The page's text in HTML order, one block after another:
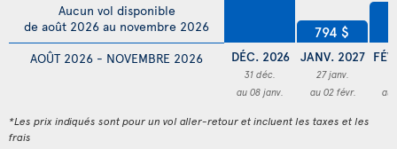
AOÛT 2026 - NOVEMBRE 2026
Aucun vol disponible
de août 2026 au novembre 2026
DÉC. 2026
31 déc.
au 08 janv.
794 $
JANV. 2027
27 janv.
au 02 févr.
au
*Les prix indiqués sont pour un vol aller-retour et incluent les taxes et les
frais